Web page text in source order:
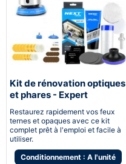
Kit de rénovation optiques
et phares - Expert
Restaurez rapidement vos feux
ternes et opaques avec ce kit
complet prêt à l'emploi et facile à
utiliser.
Conditionnement : A l'unité